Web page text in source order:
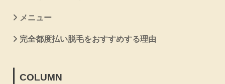
メニュー
完全都度払い脱毛をおすすめする理由
COLUMN